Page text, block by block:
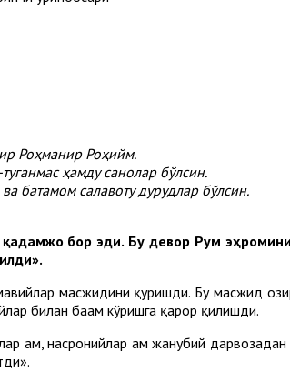
Роҳманир Роҳийм.
ҳамду санолар бўлсин.
батамом салавоту дурудлар бўлсин.
бор эди. Бу девор Рум
масжидини қуришди. Бу масжид
билан баҳам кўришга қарор қилишди.
насронийлар ҳам жанубий дарвозадан